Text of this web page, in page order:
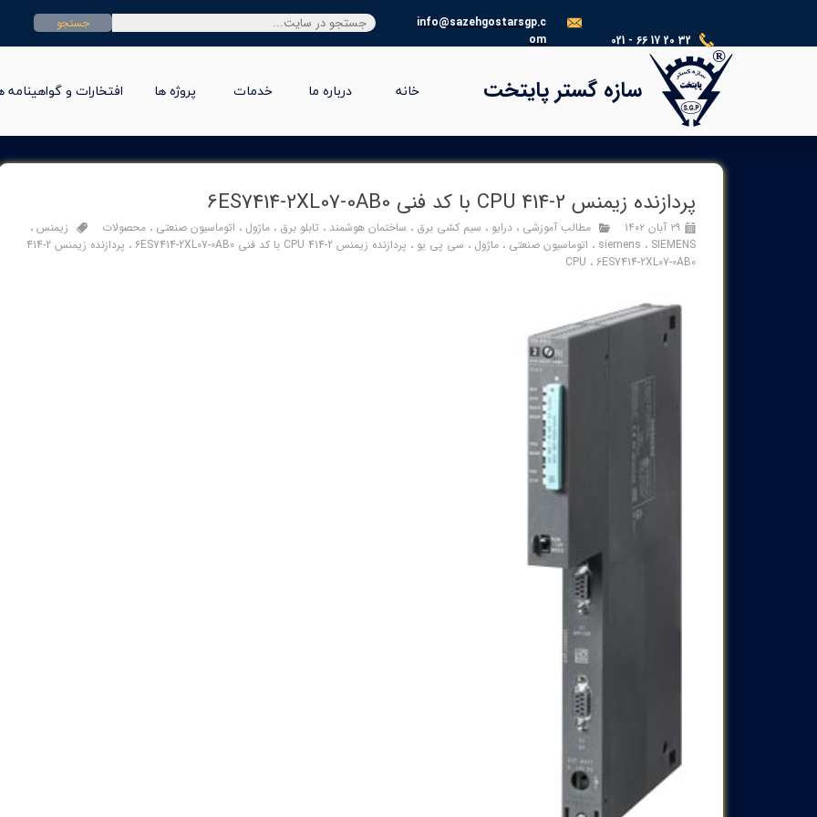
021 - 66 17 20 32
info@sazehgostarsgp.c
om
جستجو
سازه گستر پایتخت
®​​​​​​​
خانه درباره ما خدمات پروژه ها افتخارات و گواهینامه
پردازنده زيمنس 2-414 CPU با کد فنی 6ES7414-2XL07-0AB0
۲۹ آبان ۱۴۰۲ مطالب آموزشی ، درایو ، سیم کشی برق ، ساختمان هوشمند ، تابلو برق ، ماژول ، اتوماسیون صنعتی ، محصولات زیمنس ،
siemens ، SIEMENS ، اتوماسیون صنعتی ، ماژول ، سی پی یو ، پردازنده زيمنس 2-414 CPU با کد فنی 6ES7414-2XL07-0AB0 ،
پردازنده زيمنس 2-414
CPU ، 6ES7414-2XL07-0AB0